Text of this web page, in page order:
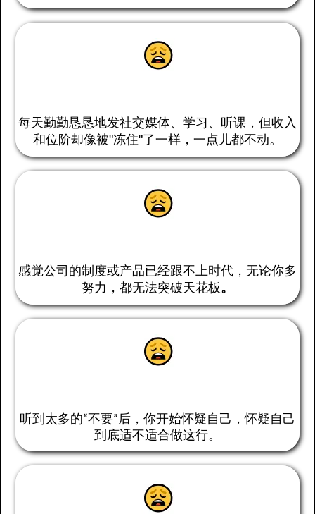
每天勤勤恳恳地发社交媒体、学习、听课，但收入
和位阶却像被"冻住"了一样， 一点儿都不动。
感觉公司的制度或产品已经跟不上时代，无论你多
努力，都无法突破天花板。
听到太多的“不要”后，你开始怀疑自己，怀疑自己
到底适不适合做这行。